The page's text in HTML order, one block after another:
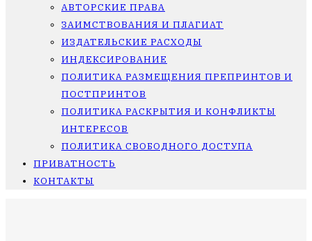
АВТОРСКИЕ ПРАВА
ЗАИМСТВОВАНИЯ И ПЛАГИАТ
ИЗДАТЕЛЬСКИЕ РАСХОДЫ
ИНДЕКСИРОВАНИЕ
ПОЛИТИКА РАЗМЕЩЕНИЯ ПРЕПРИНТОВ И
ПОСТПРИНТОВ
ПОЛИТИКА РАСКРЫТИЯ И КОНФЛИКТЫ
ИНТЕРЕСОВ
ПОЛИТИКА СВОБОДНОГО ДОСТУПА
ПРИВАТНОСТЬ
КОНТАКТЫ